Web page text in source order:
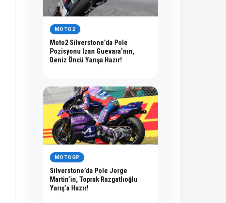
MOTO2
Moto2 Silverstone’da Pole
Pozisyonu Izan Guevara’nın,
Deniz Öncü Yarışa Hazır!
MOTOGP
Silverstone’da Pole Jorge
Martin’in, Toprak Razgatlıoğlu
Yarış’a Hazır!